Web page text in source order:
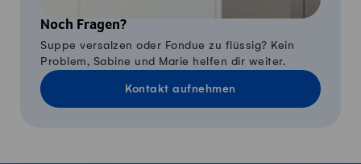
Noch Fragen?
Suppe versalzen oder Fondue zu flüssig? Kein
Problem, Sabine und Marie helfen dir weiter.
Kontakt aufnehmen